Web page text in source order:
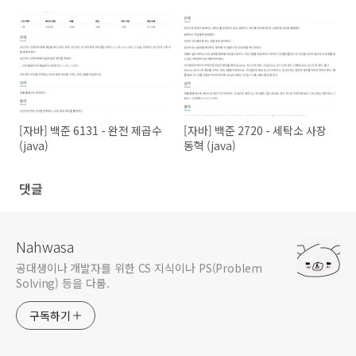
[자바] 백준 6131 - 완전 제곱수
(java)
[자바] 백준 2720 - 세탁소 사장
동혁 (java)
댓글
Nahwasa
공대생이나 개발자를 위한 CS 지식이나 PS(Problem
Solving) 등을 다룸.
구독하기